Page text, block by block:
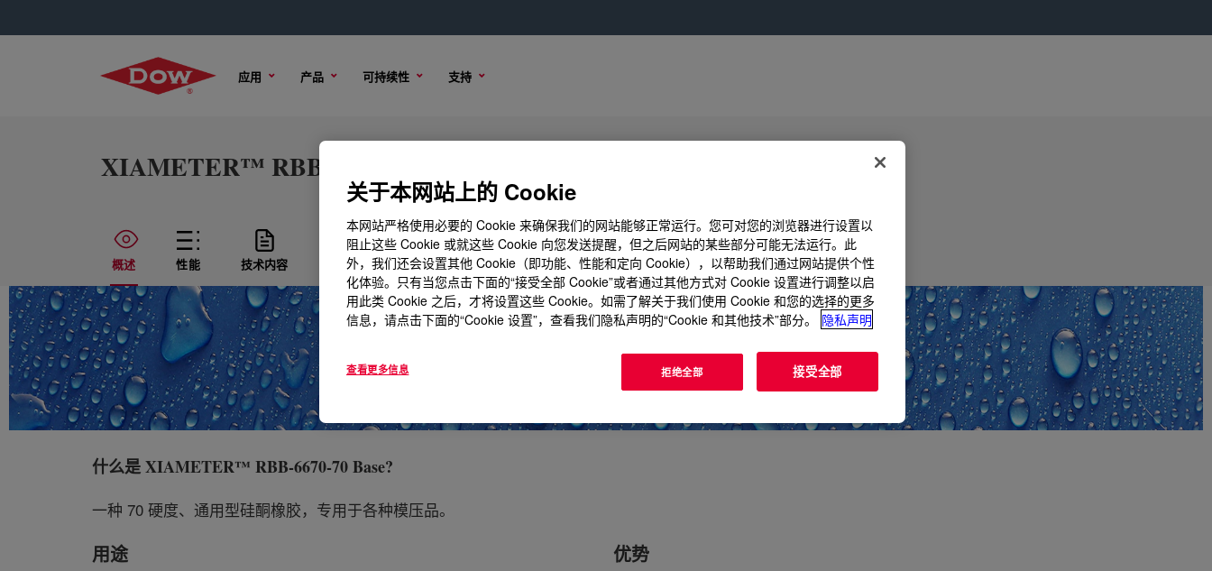
应用 产品 可持续性 支持
XIAMETER™ RBB-6670-70 Base
概述 性能 技术内容 样品选项 购买选项
什么是XIAMETER™ RBB-6670-70 Base?
一种 70 硬度、通用型硅酮橡胶，专用于各种模压品。
用途 优势
关于本网站上的 Cookie
本网站严格使用必要的 Cookie 来确保我们的网站能够正常运行。您可对您的浏览器进行设置以
阻止这些 Cookie 或就这些 Cookie 向您发送提醒，但之后网站的某些部分可能无法运行。此
外，我们还会设置其他 Cookie（即功能、性能和定向 Cookie），以帮助我们通过网站提供个性
化体验。只有当您点击下面的“接受全部 Cookie”或者通过其他方式对 Cookie 设置进行调整以启
用此类 Cookie 之后，才将设置这些 Cookie。如需了解关于我们使用 Cookie 和您的选择的更多
信息，请点击下面的“Cookie 设置”，查看我们隐私声明的“Cookie 和其他技术”部分。
隐私声明
查看更多信息 拒绝全部 接受全部